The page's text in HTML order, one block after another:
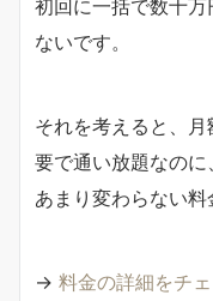
初回に一括で数十
ないです。
それを考えると、
要で通い放題なの
あまり変わらない料
→ 料金の詳細をチ